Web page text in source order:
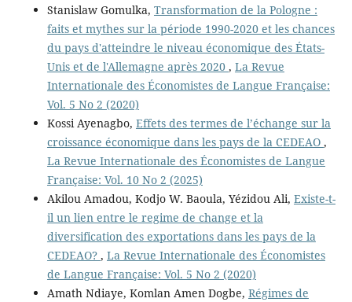
Stanislaw Gomulka, Transformation de la Pologne :
faits et mythes sur la période 1990-2020 et les chances
du pays d'atteindre le niveau économique des États-
Unis et de l'Allemagne après 2020 , La Revue
Internationale des Économistes de Langue Française:
Vol. 5 No 2 (2020)
Kossi Ayenagbo, Effets des termes de l’échange sur la
croissance économique dans les pays de la CEDEAO ,
La Revue Internationale des Économistes de Langue
Française: Vol. 10 No 2 (2025)
Akilou Amadou, Kodjo W. Baoula, Yézidou Ali, Existe-t-
il un lien entre le regime de change et la
diversification des exportations dans les pays de la
CEDEAO? , La Revue Internationale des Économistes
de Langue Française: Vol. 5 No 2 (2020)
Amath Ndiaye, Komlan Amen Dogbe, Régimes de